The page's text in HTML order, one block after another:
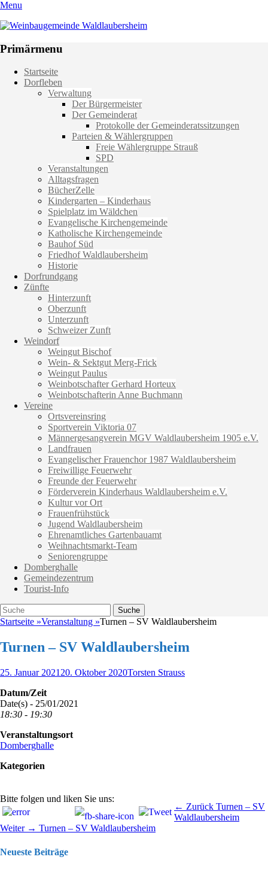
Menu
Weinbaugemeinde Waldlaubersheim
Primärmenu
Weiter
zum
Startseite
Dorfleben
Verwaltung
Der Bürgermeister
Der Gemeinderat
Protokolle der Gemeinderatssitzungen
Parteien & Wählergruppen
Freie Wählergruppe Strauß
SPD
Veranstaltungen
Alltagsfragen
BücherZelle
Kindergarten – Kinderhaus
Spielplatz im Wäldchen
Evangelische Kirchengemeinde
Katholische Kirchengemeinde
Bauhof Süd
Friedhof Waldlaubersheim
Historie
Dorfrundgang
Zünfte
Hinterzunft
Oberzunft
Unterzunft
Schweizer Zunft
Weindorf
Weingut Bischof
Wein- & Sektgut Merg-Frick
Weingut Paulus
Weinbotschafter Gerhard Horteux
Weinbotschafterin Anne Buchmann
Vereine
Ortsvereinsring
Sportverein Viktoria 07
Männergesangverein MGV Waldlaubersheim 1905 e.V.
Landfrauen
Evangelischer Frauenchor 1987 Waldlaubersheim
Freiwillige Feuerwehr
Freunde der Feuerwehr
Förderverein Kinderhaus Waldlaubersheim e.V.
Kultur vor Ort
Frauenfrühstück
Jugend Waldlaubersheim
Ehrenamtliches Gartenbauamt
Weihnachtsmarkt-Team
Seniorengruppe
Domberghalle
Gemeindezentrum
Tourist-Info
Suche
Suche
nach:
Startseite »Veranstaltung »Turnen – SV Waldlaubersheim
Turnen – SV Waldlaubersheim
Veröffentlicht
25. Januar 2021 20. Oktober 2020Autor
Torsten Strauss
Datum/Zeit
Date(s) - 25/01/2021
18:30 - 19:30
Veranstaltungsort
Domberghalle
Kategorien
Bitte folgen und liken Sie uns:
Beitragsnavigation ← Zurück
Beitrag:
Turnen – SV
Waldlaubersheim
Weiter → Nächster
Turnen – SV Waldlaubersheim
Neueste Beiträge